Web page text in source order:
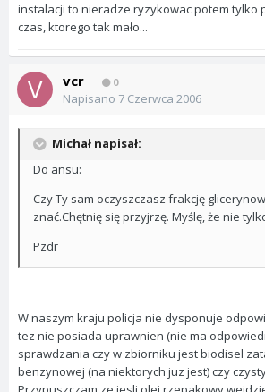
instalacji to nieradze ryzykowac potem tylko
czas, ktorego tak mało...
vcr 0
Napisano 7 Czerwca 2006
Michał napisał:
Do ansu:
Czy Ty sam oczyszczasz frakcję
znać.Chętnię się przyjrzę. Myślę, że nie
Pzdr
W naszym kraju policja nie dysponuje
tez nie posiada uprawnien (nie ma
sprawdzania czy w zbiorniku jest biodisel
benzynowej (na niektorych juz jest) czy